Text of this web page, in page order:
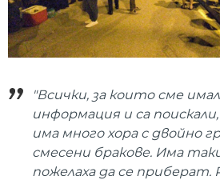
"Всички, за които сме
информация и са
има много хора с двойно
смесени бракове. Има
пожелаха да се приберат.